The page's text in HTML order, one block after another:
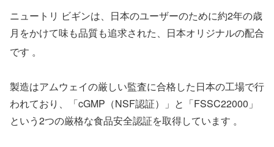
ニュートリ ビギンは、日本のユーザーのために約2年の歳
月をかけて味も品質も追求された、日本オリジナルの配合
です 。
製造はアムウェイの厳しい監査に合格した日本の工場で行
われており、「cGMP（NSF認証）」と「FSSC22000」
という2つの厳格な食品安全認証を取得しています 。